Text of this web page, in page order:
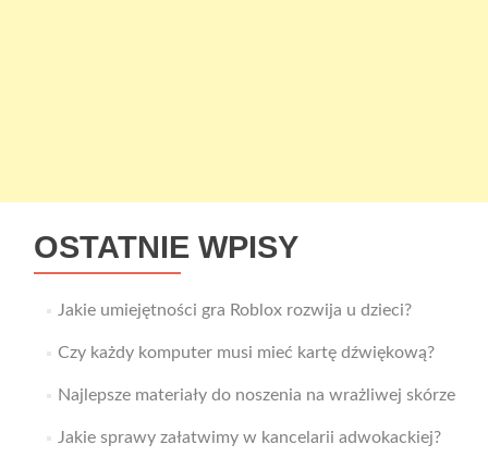
OSTATNIE WPISY
Jakie umiejętności gra Roblox rozwija u dzieci?
Czy każdy komputer musi mieć kartę dźwiękową?
Najlepsze materiały do noszenia na wrażliwej skórze
Jakie sprawy załatwimy w kancelarii adwokackiej?